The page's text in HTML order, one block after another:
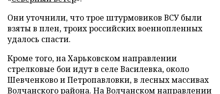
Они уточнили, что трое штурмовиков ВСУ были
взяты в плен, троих российских военнопленных
удалось спасти.
Кроме того, на Харьковском направлении
стрелковые бои идут в селе Василевка, около
Шевченково и Петропавловки, в лесных массивах
Волчанского района. На Волчанском направлении